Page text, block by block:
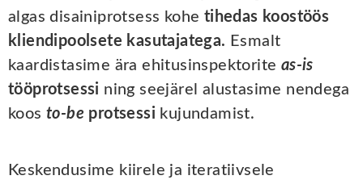
algas disainiprotsess kohe tihedas koostöös
kliendipoolsete kasutajatega. Esmalt
kaardistasime ära ehitusinspektorite as-is
tööprotsessi ning seejärel alustasime nendega
koos to-be protsessi kujundamist.
Keskendusime kiirele ja iteratiivsele